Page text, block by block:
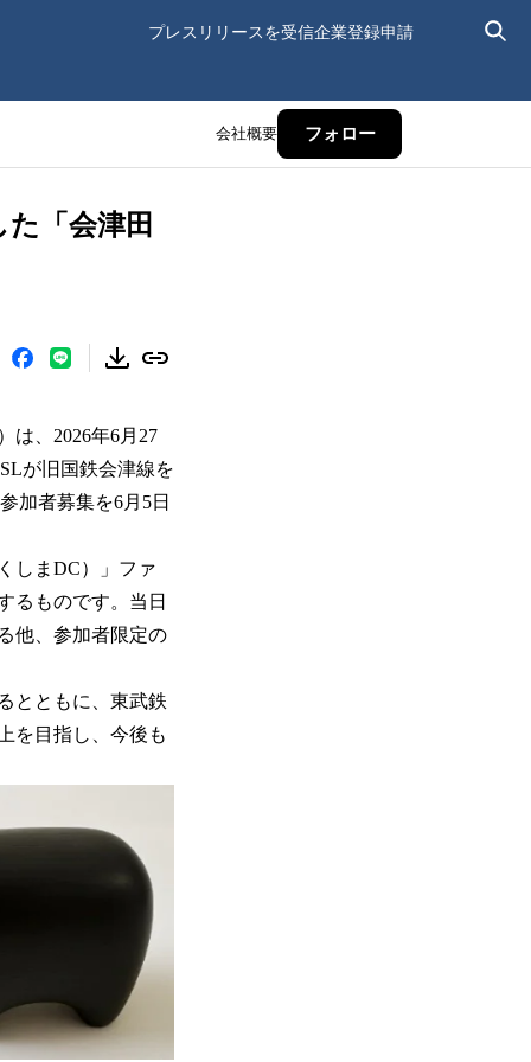
プレスリリースを受信企業登録申請
会社概要 フォロー
「会津田
は、2026年6月27
が旧国鉄会津線を
加者募集を6月5日
しまDC）」ファ
るものです。当日
他、参加者限定の
とともに、東武鉄
を目指し、今後も